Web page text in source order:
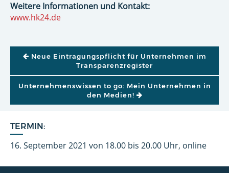
TERMIN:
16. September 2021 von 18.00 bis 20.00 Uhr, online
Weitere Informationen und Kontakt:
www.hk24.de
BEITRAGSNAVIGATION
Neue Eintragungspflicht für Unternehmen im
Transparenzregister
Unternehmenswissen to go: Mein Unternehmen in
den Medien!